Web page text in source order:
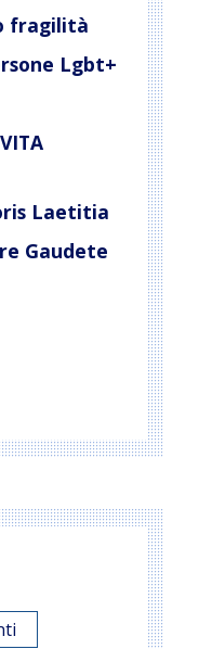
fragilità
Lgbt+
Laetitia
Gaudete